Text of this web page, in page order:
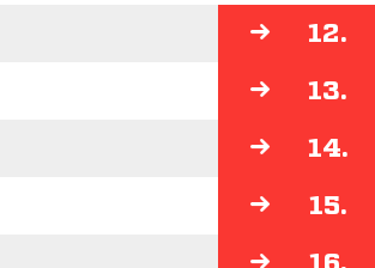
12.
13.
14.
15.